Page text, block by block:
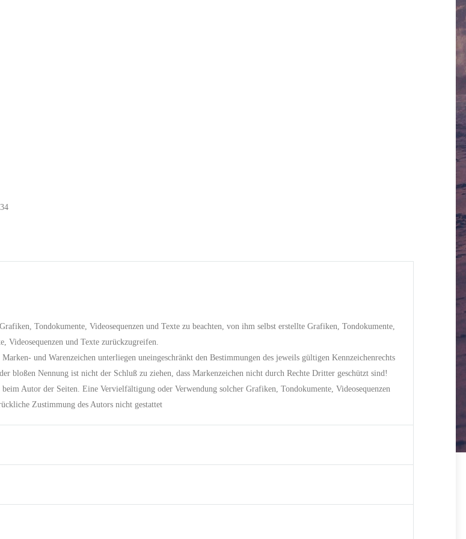
Tondokumente, Videosequenzen und Texte zu beachten, von ihm selbst erstellte Grafiken, Tondokumente,
Videosequenzen und Texte zurückzugreifen.
und Warenzeichen unterliegen uneingeschränkt den Bestimmungen des jeweils gültigen Kennzeichenrechts
bloßen Nennung ist nicht der Schluß zu ziehen, dass Markenzeichen nicht durch Rechte Dritter geschützt sind!
Autor der Seiten. Eine Vervielfältigung oder Verwendung solcher Grafiken, Tondokumente, Videosequenzen
Zustimmung des Autors nicht gestattet